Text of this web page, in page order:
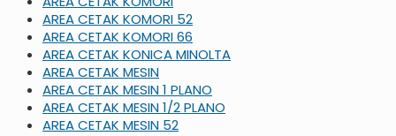
AREA CETAK KOMORI 52
AREA CETAK KOMORI 66
AREA CETAK KONICA MINOLTA
AREA CETAK MESIN
AREA CETAK MESIN 1 PLANO
AREA CETAK MESIN 1/2 PLANO
AREA CETAK MESIN 52